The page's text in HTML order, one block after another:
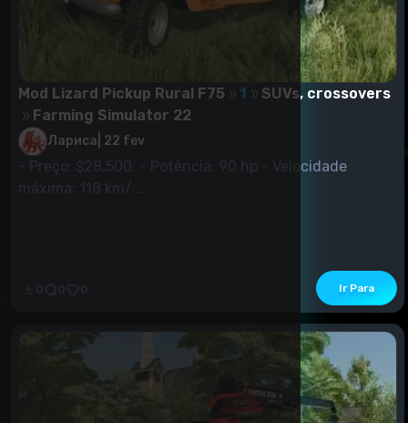
Mod Lizard Pickup Rural F75 1
SUVs, crossovers
Farming Simulator 22
Лариса 22 fev
Ir Para